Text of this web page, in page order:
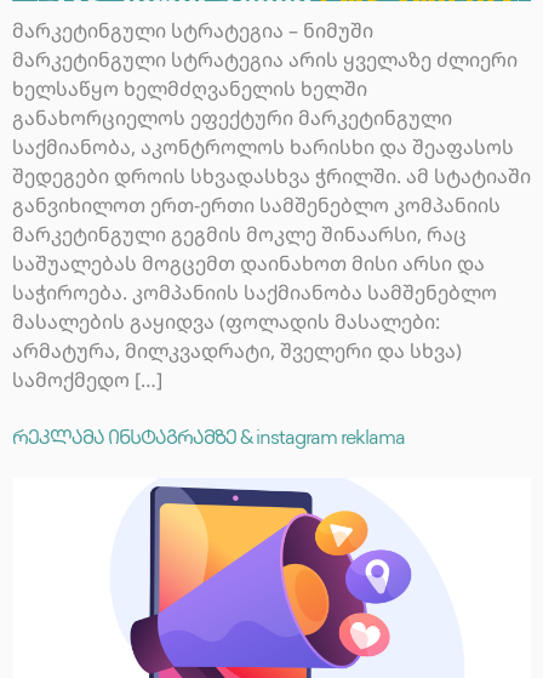
მარკეტინგული სტრატეგია – ნიმუში
მარკეტინგული სტრატეგია არის ყველაზე ძლიერი
ხელსაწყო ხელმძღვანელის ხელში
განახორციელოს ეფექტური მარკეტინგული
საქმიანობა, აკონტროლოს ხარისხი და შეაფასოს
შედეგები დროის სხვადასხვა ჭრილში. ამ სტატიაში
განვიხილოთ ერთ-ერთი სამშენებლო კომპანიის
მარკეტინგული გეგმის მოკლე შინაარსი, რაც
საშუალებას მოგცემთ დაინახოთ მისი არსი და
საჭიროება. კომპანიის საქმიანობა სამშენებლო
მასალების გაყიდვა (ფოლადის მასალები:
არმატურა, მილკვადრატი, შველერი და სხვა)
სამოქმედო […]
რეკლამა ინსტაგრამზე & instagram reklama